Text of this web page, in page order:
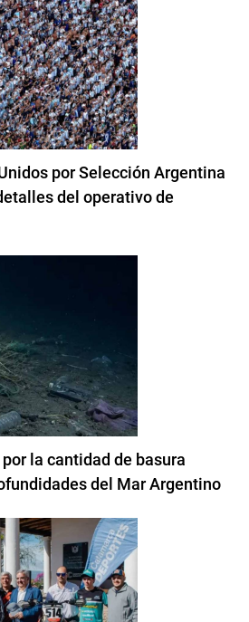
por Selección Argentina
del operativo de
la cantidad de basura
del Mar Argentino